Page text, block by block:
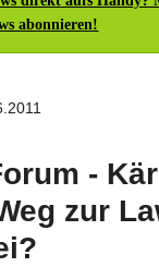
abonnieren!
-
zur